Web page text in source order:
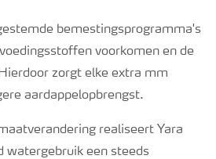
bemestingsprogramma's
voorkomen en de
zorgt elke extra mm
aardappelopbrengst.
realiseert Yara
watergebruik een steeds